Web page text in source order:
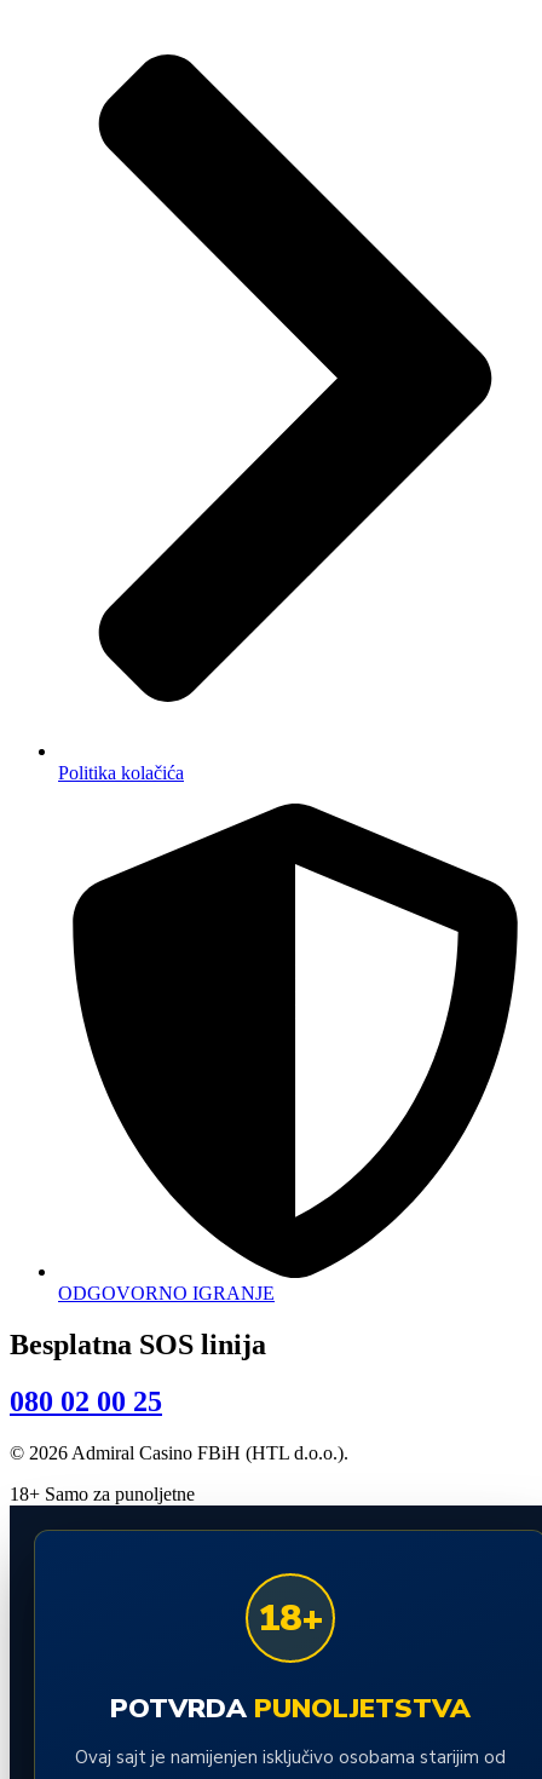
Politika kolačića
ODGOVORNO IGRANJE
Besplatna SOS linija
080 02 00 25
© 2026 Admiral Casino FBiH (HTL d.o.o.).
18+ Samo za punoljetne
18+
POTVRDA PUNOLJETSTVA
Ovaj sajt je namijenjen isključivo osobama starijim od